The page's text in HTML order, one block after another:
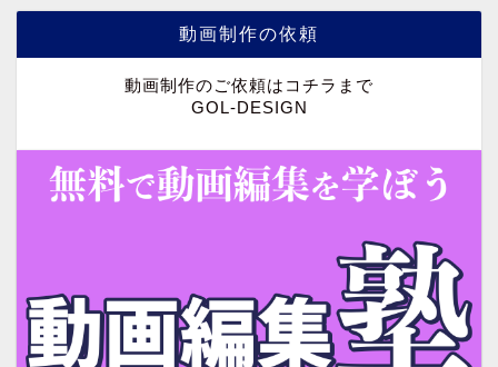
動画制作の依頼
動画制作のご依頼はコチラまで
GOL-DESIGN